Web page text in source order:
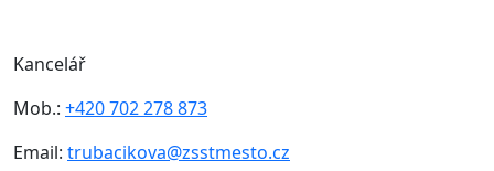
Kancelář
Mob.: +420 702 278 873
Email: trubacikova@zsstmesto.cz